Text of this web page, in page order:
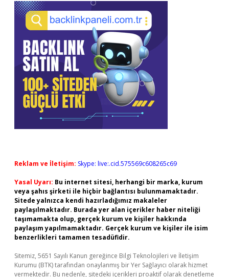
Reklam ve İletişim: Skype: live:.cid.575569c608265c69
Yasal Uyarı: Bu internet sitesi, herhangi bir marka, kurum
veya şahıs şirketi ile hiçbir bağlantısı bulunmamaktadır.
Sitede yalnızca kendi hazırladığımız makaleler
paylaşılmaktadır. Burada yer alan içerikler haber niteliği
taşımamakta olup, gerçek kurum ve kişiler hakkında
paylaşım yapılmamaktadır. Gerçek kurum ve kişiler ile isim
benzerlikleri tamamen tesadüfidir.
Sitemiz, 5651 Sayılı Kanun gereğince Bilgi Teknolojileri ve İletişim
Kurumu (BTK) tarafından onaylanmış bir Yer Sağlayıcı olarak hizmet
vermektedir. Bu nedenle, sitedeki içerikleri proaktif olarak denetleme